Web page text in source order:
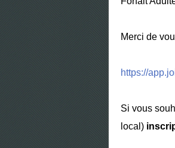
Merci de
https://
Si vous
local)